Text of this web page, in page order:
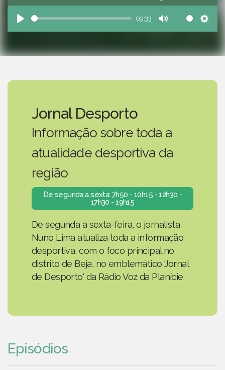
Play
09:33
Mute
Jornal Desporto
Informação sobre toda a
atualidade desportiva da
região
De segunda a sexta: 7h50 - 10h15 - 12h30 -
17h30 - 19h15
De segunda a sexta-feira, o jornalista
Nuno Lima atualiza toda a informação
desportiva, com o foco principal no
distrito de Beja, no emblemático 'Jornal
de Desporto' da Rádio Voz da Planície.
Episódios